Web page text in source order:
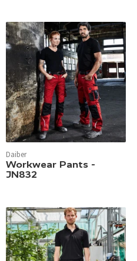
Daiber
Workwear Pants -
JN832